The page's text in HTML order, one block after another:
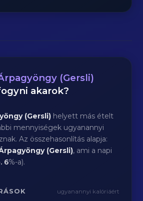
(Gersli)
akarok?
(Gersli) helyett más ételt
mennyiségek ugyanannyi
Az összehasonlítás alapja:
(Gersli), ami a napi
6%-a).
ugyanannyi kalóriáért